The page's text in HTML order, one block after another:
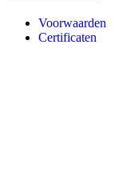
Voorwaarden
Certificaten